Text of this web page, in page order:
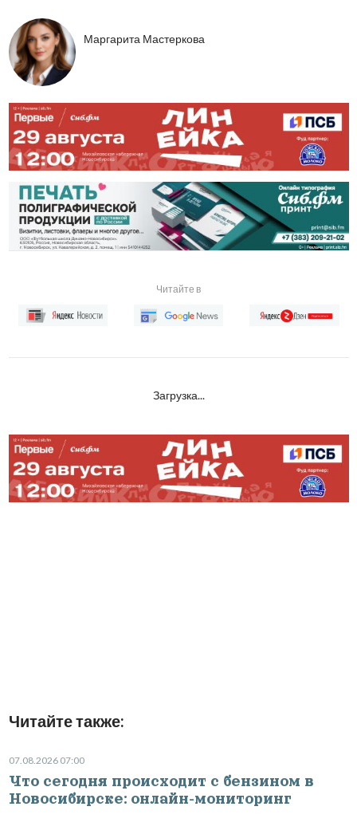
Маргарита Мастеркова
Читайте в
Загрузка...
Читайте также:
07.08.2026 07:00
Что сегодня происходит с бензином в
Новосибирске: онлайн-мониторинг